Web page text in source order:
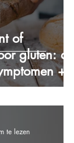
of
gluten: de
+ 4
te lezen